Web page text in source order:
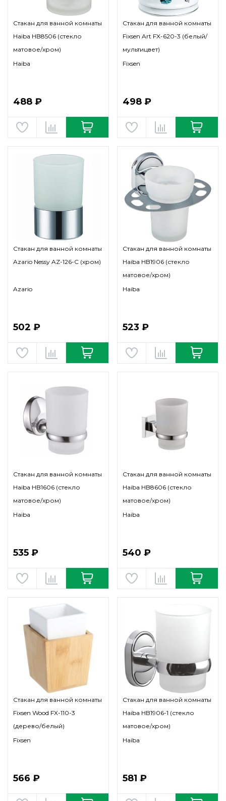
Стакан для ванной комнаты
Haiba HB8506 (стекло
матовое/хром)
Haiba
488 ₽
Стакан для ванной комнаты
Fixsen Art FX-620-3 (белый/
мультицвет)
Fixsen
498 ₽
Стакан для ванной комнаты
Azario Nessy AZ-126-C (хром)
Azario
502 ₽
Стакан для ванной комнаты
Haiba HB1906 (стекло
матовое/хром)
Haiba
523 ₽
Стакан для ванной комнаты
Haiba HB1606 (стекло
матовое/хром)
Haiba
535 ₽
Стакан для ванной комнаты
Haiba HB8606 (стекло
матовое/хром)
Haiba
540 ₽
Стакан для ванной комнаты
Fixsen Wood FX-110-3
(дерево/белый)
Fixsen
566 ₽
Стакан для ванной комнаты
Haiba HB1906-1 (стекло
матовое/хром)
Haiba
581 ₽